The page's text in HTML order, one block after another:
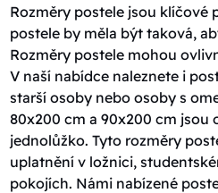
Rozměry postele jsou klíčové
postele by měla být taková,
Rozměry postele mohou
V naší nabídce naleznete i
starší osoby nebo osoby s
80x200 cm a 90x200 cm jsou
jednolůžko. Tyto rozměry
uplatnění v ložnici,
pokojích. Námi nabízené